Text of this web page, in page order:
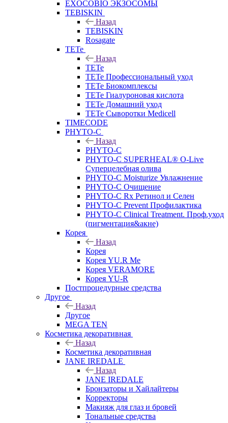
EXOCOBIO ЭКЗОСОМЫ
TEBISKIN
Назад
TEBISKIN
Rosagate
TETe
Назад
TETe
TETe Профессиональный уход
TETe Биокомплексы
TETe Гиалуроновая кислота
TETe Домашний уход
TETe Сыворотки Medicell
TIMECODE
PHYTO-C
Назад
PHYTO-C
PHYTO-C SUPERHEAL® O-Live
Суперцелебная олива
PHYTO-C Moisturize Увлажнение
PHYTO-C Очищение
PHYTO-C Rx Ретинол и Селен
PHYTO-C Prevent Профилактика
PHYTO-C Clinical Treatment. Проф.уход
(пигментация&акне)
Корея
Назад
Корея
Корея YU.R Me
Корея VERAMORE
Корея YU-R
Постпроцедурные средства
Другое
Назад
Другое
MEGA TEN
Косметика декоративная
Назад
Косметика декоративная
JANE IREDALE
Назад
JANE IREDALE
Бронзаторы и Хайлайтеры
Корректоры
Макияж для глаз и бровей
Тональные средства